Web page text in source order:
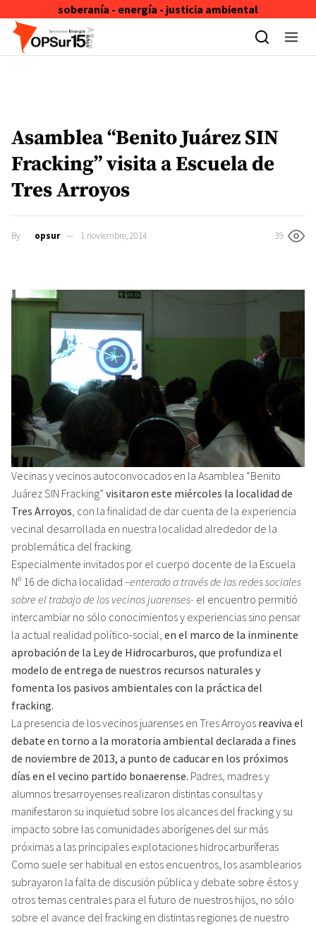
soberanía - energía - justicia ambiental
Skip to content
Asamblea “Benito Juárez SIN
Fracking” visita a Escuela de
Tres Arroyos
By opsur 1 noviembre, 2014 39
Vecinas y vecinos autoconvocados en la Asamblea “Benito
Juárez SIN Fracking” visitaron este miércoles la localidad de
Tres Arroyos , con la finalidad de dar cuenta de la experiencia
vecinal desarrollada en nuestra localidad alrededor de la
problemática del fracking.
Especialmente invitados por el cuerpo docente de la Escuela
Nº 16 de dicha localidad –enterado a través de las redes sociales
sobre el trabajo de los vecinos juarenses- el encuentro permitió
intercambiar no sólo conocimientos y experiencias sino pensar
la actual realidad político-social, en el marco de la inminente
aprobación de la Ley de Hidrocarburos, que profundiza el
modelo de entrega de nuestros recursos naturales y
fomenta los pasivos ambientales con la práctica del
fracking.
La presencia de los vecinos juarenses en Tres Arroyos reaviva el
debate en torno a la moratoria ambiental declarada a fines
de noviembre de 2013, a punto de caducar en los próximos
días en el vecino partido bonaerense. Padres, madres y
alumnos tresarroyenses realizaron distintas consultas y
manifestaron su inquietud sobre los alcances del fracking y su
impacto sobre las comunidades aborígenes del sur más
próximas a las principales explotaciones hidrocarburíferas
Como suele ser habitual en estos encuentros, los asamblearios
subrayaron la falta de discusión pública y debate sobre éstos y
otros temas centrales para el futuro de nuestros hijos, no sólo
sobre el avance del fracking en distintas regiones de nuestro